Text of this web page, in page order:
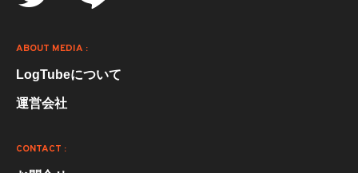
ABOUT MEDIA :
LogTubeについて
運営会社
CONTACT :